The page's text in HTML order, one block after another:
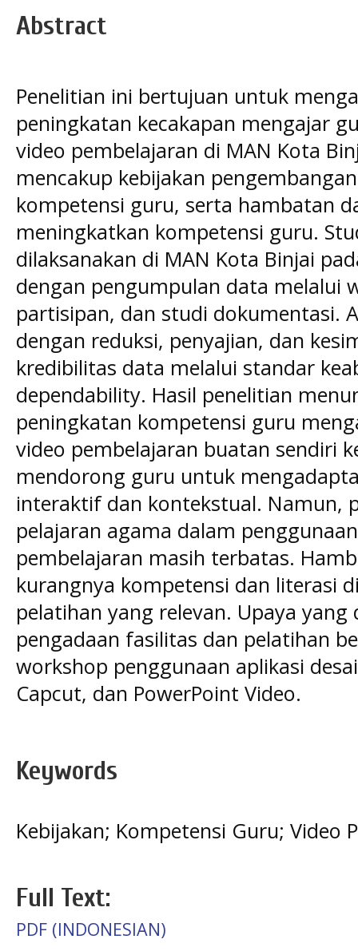
Abstract
Penelitian ini bertujuan untuk
peningkatan kecakapan mengajar
video pembelajaran di MAN Kota
mencakup kebijakan
kompetensi guru, serta hambatan
meningkatkan kompetensi guru.
dilaksanakan di MAN Kota Binjai
dengan pengumpulan data melalui
partisipan, dan studi dokumentasi.
dengan reduksi, penyajian, dan
kredibilitas data melalui standar
dependability. Hasil penelitian
peningkatan kompetensi guru
video pembelajaran buatan sendiri
mendorong guru untuk
interaktif dan kontekstual. Namun,
pelajaran agama dalam
pembelajaran masih terbatas.
kurangnya kompetensi dan literasi
pelatihan yang relevan. Upaya
pengadaan fasilitas dan pelatihan
workshop penggunaan aplikasi
Capcut, dan PowerPoint Video.
Keywords
Kebijakan; Kompetensi Guru; Video
Full Text:
PDF (INDONESIAN)